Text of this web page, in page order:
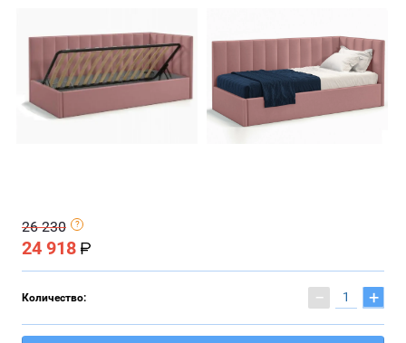
26 230
24 918
Количество: − +